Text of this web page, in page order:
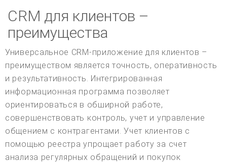
CRM для клиентов –
преимущества
Универсальное CRM-приложение для клиентов –
преимуществом является точность, оперативность
и результативность. Интегрированная
информационная программа позволяет
ориентироваться в обширной работе,
совершенствовать контроль, учет и управление
общением с контрагентами. Учет клиентов с
помощью реестра упрощает работу за счет
анализа регулярных обращений и покупок